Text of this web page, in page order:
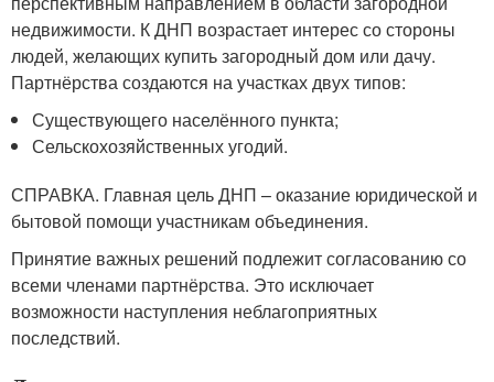
недвижимости. К ДНП возрастает интерес со стороны
людей, желающих купить загородный дом или дачу.
Партнёрства создаются на участках двух типов:
Существующего населённого пункта;
Сельскохозяйственных угодий.
СПРАВКА. Главная цель ДНП – оказание юридической и
бытовой помощи участникам объединения.
Принятие важных решений подлежит согласованию со
всеми членами партнёрства. Это исключает
возможности наступления неблагоприятных
последствий.